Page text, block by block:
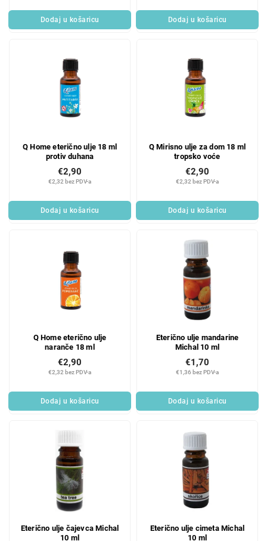
Dodaj u košaricu Dodaj u košaricu
Q Home eterično ulje 18 ml
protiv duhana
€2,32 bez PDV-a
€2,90
Dodaj u košaricu
Q Mirisno ulje za dom 18 ml
tropsko voće
€2,32 bez PDV-a
€2,90
Dodaj u košaricu
Q Home eterično ulje
naranče 18 ml
€2,32 bez PDV-a
€2,90
Dodaj u košaricu
Eterično ulje mandarine
Michal 10 ml
€1,36 bez PDV-a
€1,70
Dodaj u košaricu
Eterično ulje čajevca Michal
10 ml
Eterično ulje cimeta Michal
10 ml